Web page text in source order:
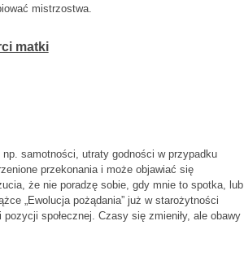
mistrzostwa.
matki
samotności, utraty godności w przypadku
przekonania i może objawiać się
że nie poradzę sobie, gdy mnie to spotka, lub
„Ewolucja pożądania” już w starożytności
pozycji społecznej. Czasy się zmieniły, ale obawy